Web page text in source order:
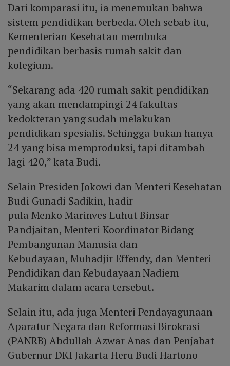
Dari komparasi itu, ia menemukan bahwa
sistem pendidikan berbeda. Oleh sebab itu,
Kementerian Kesehatan membuka
pendidikan berbasis rumah sakit dan
kolegium.
“Sekarang ada 420 rumah sakit pendidikan
yang akan mendampingi 24 fakultas
kedokteran yang sudah melakukan
pendidikan spesialis. Sehingga bukan hanya
24 yang bisa memproduksi, tapi ditambah
lagi 420,” kata Budi.
Selain Presiden Jokowi dan Menteri Kesehatan
Budi Gunadi Sadikin, hadir
pula Menko Marinves Luhut Binsar
Pandjaitan, Menteri Koordinator Bidang
Pembangunan Manusia dan
Kebudayaan, Muhadjir Effendy, dan Menteri
Pendidikan dan Kebudayaan Nadiem
Makarim dalam acara tersebut.
Selain itu, ada juga Menteri Pendayagunaan
Aparatur Negara dan Reformasi Birokrasi
(PANRB) Abdullah Azwar Anas dan Penjabat
Gubernur DKI Jakarta Heru Budi Hartono